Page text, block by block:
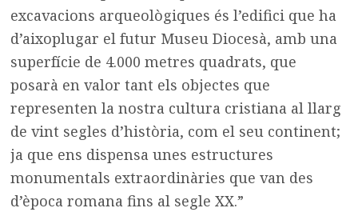
excavacions arqueològiques és l’edifici que ha
d’aixoplugar el futur Museu Diocesà, amb una
superfície de 4.000 metres quadrats, que
posarà en valor tant els objectes que
representen la nostra cultura cristiana al llarg
de vint segles d’història, com el seu continent;
ja que ens dispensa unes estructures
monumentals extraordinàries que van des
d’època romana fins al segle XX.”